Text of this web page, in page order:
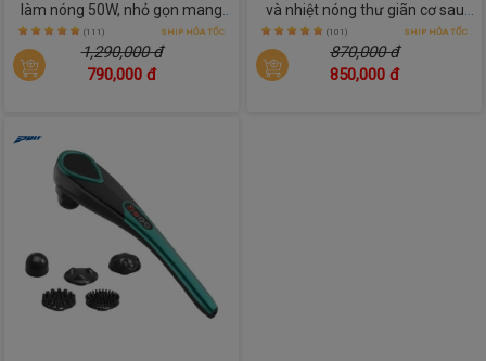
làm nóng 50W, nhỏ gọn mang
theo mọi lúc
(111) SHIP HỎA TỐC
1,290,000 đ
790,000 đ
và nhiệt nóng thư giãn cơ sau
ngày dài
(101) SHIP HỎA TỐC
870,000 đ
850,000 đ